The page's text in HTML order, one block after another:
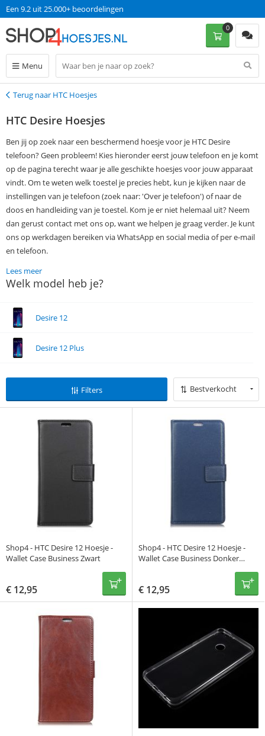
Een 9.2 uit 25.000+ beoordelingen
Menu
0
Terug
Terug naar HTC Hoesjes
HTC Desire Hoesjes
Ben jij op zoek naar een beschermend hoesje voor je HTC Desire
telefoon? Geen probleem! Kies hieronder eerst jouw telefoon en je komt
op de pagina terecht waar je alle geschikte hoesjes voor jouw apparaat
vindt. Om te weten welk toestel je precies hebt, kun je kijken naar de
instellingen van je telefoon (zoek naar: 'Over je telefoon') of naar de
doos en handleiding van je toestel. Kom je er niet helemaal uit? Neem
dan gerust contact met ons op, want we helpen je graag verder. Je kunt
ons op werkdagen bereiken via WhatsApp en social media of per e-mail
en telefoon.
Lees meer
Welk model heb je?
Desire 12
Desire 12 Plus
Filters Bestverkocht
Shop4 - HTC Desire 12 Hoesje -
Wallet Case Business Zwart
€ 12,95
Shop4 - HTC Desire 12 Hoesje -
Wallet Case Business Donker
€ 12,95